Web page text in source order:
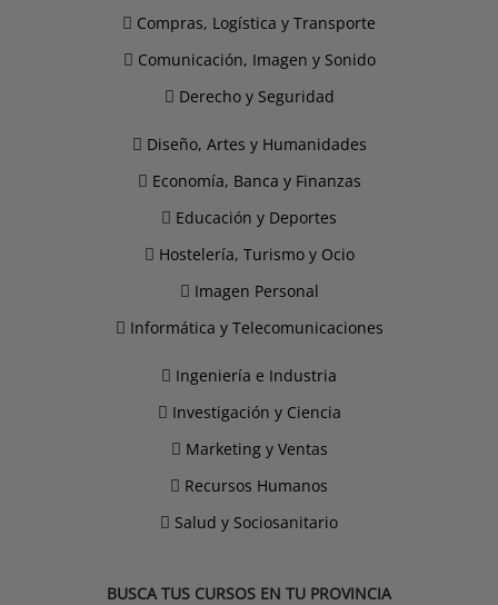
Compras, Logística y Transporte
Comunicación, Imagen y Sonido
Derecho y Seguridad
Diseño, Artes y Humanidades
Economía, Banca y Finanzas
Educación y Deportes
Hostelería, Turismo y Ocio
Imagen Personal
Informática y Telecomunicaciones
Ingeniería e Industria
Investigación y Ciencia
Marketing y Ventas
Recursos Humanos
Salud y Sociosanitario
BUSCA TUS CURSOS EN TU PROVINCIA